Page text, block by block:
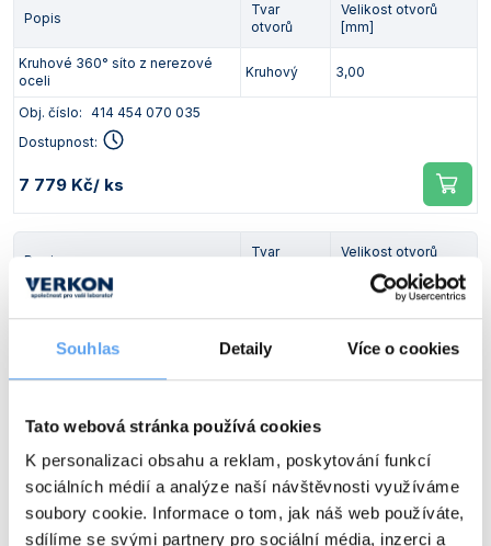
Souhlas Detaily Více o cookies
Tato webová stránka používá cookies
K personalizaci obsahu a reklam, poskytování funkcí
sociálních médií a analýze naší návštěvnosti využíváme
soubory cookie. Informace o tom, jak náš web používáte,
sdílíme se svými partnery pro sociální média, inzerci a
Popis
Tvar
otvorů
Velikost otvorů
[mm]
Kruhové 360° síto z nerezové
oceli
Kruhový 3,00
Obj. číslo: 414 454 070 035
Dostupnost:
7 779 Kč/ ks
Popis
Tvar
Velikost otvorů
oceli
Kruhový 4,00
Obj. číslo:
414 454 070 036
Dostupnost:
7 779 Kč/ ks
Popis
Tvar
otvorů
Velikost otvorů
[mm]